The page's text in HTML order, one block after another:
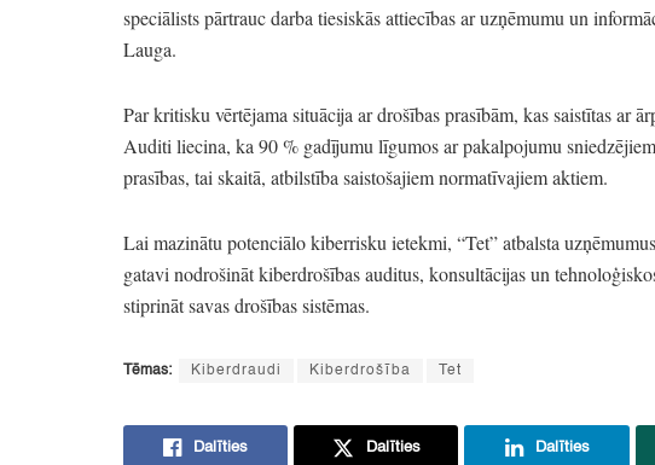
speciālists pārtrauc darba tiesiskās attiecības ar uzņēmumu un
Lauga.
Par kritisku vērtējama situācija ar drošības prasībām, kas saistītas ar
Auditi liecina, ka 90% gadījumu līgumos ar pakalpojumu
prasības, tai skaitā, atbilstība saistošajiem normatīvajiem aktiem.
Lai mazinātu potenciālo kiberrisku ietekmi, “Tet”atbalsta
gatavi nodrošināt kiberdrošības auditus, konsultācijas un
stiprināt savas drošības sistēmas.
Tēmas: Kiberdraudi Kiberdrošība Tet
Dalīties Dalīties Dalīties